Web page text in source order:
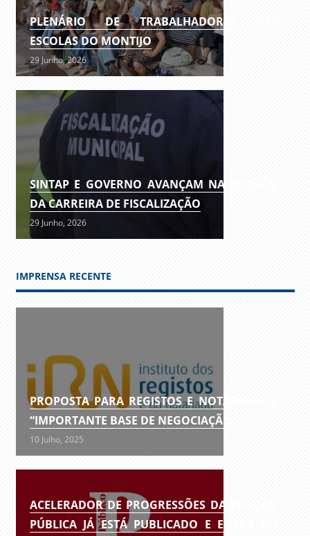
PLENÁRIO DE TRABALHADORES DAS
ESCOLAS DO MONTIJO
29 Junho, 2026
SINTAP E GOVERNO AVANÇAM NA REVISÃO
DA CARREIRA DE FISCALIZAÇÃO
29 Junho, 2026
IMPRENSA RECENTE
PROPOSTA PARA REGISTOS E NOTARIADO É
“IMPORTANTE BASE DE NEGOCIAÇÃO”
10 Julho, 2025
ACELERADOR DE PROGRESSÕES DA FUNÇÃO
PÚBLICA JÁ ESTÁ PUBLICADO E ENTRA EM